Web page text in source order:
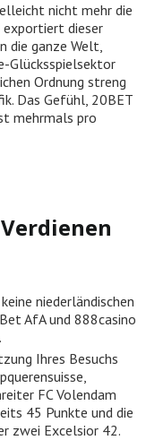
nicht mehr die
exportiert dieser
die ganze Welt,
Glücksspielsektor
Ordnung streng
Das Gefühl, 20BET
mehrmals pro
niederländischen
AfA und 888casino
Ihres Besuchs
FC Volendam
45 Punkte und die
zwei Excelsior 42.